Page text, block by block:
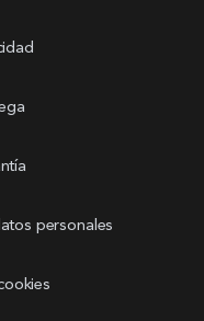
personales